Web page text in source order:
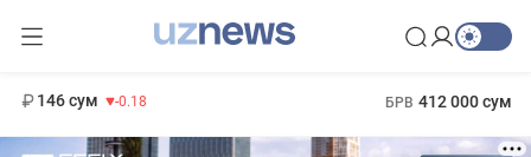
146 сум -0.18 БРВ 412 000 сум